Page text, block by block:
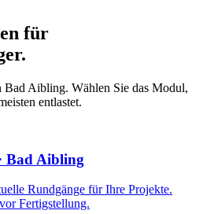
für
Aibling. Wählen Sie das Modul,
entlastet.
Bad Aibling
Rundgänge für Ihre Projekte.
Fertigstellung.